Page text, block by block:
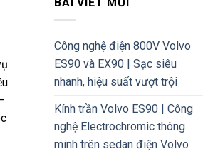
Công nghệ điện 800V Volvo
ES90 và EX90 | Sạc siêu
nhanh, hiệu suất vượt trội
Kính trần Volvo ES90 | Công
nghệ Electrochromic thông
minh trên sedan điện Volvo